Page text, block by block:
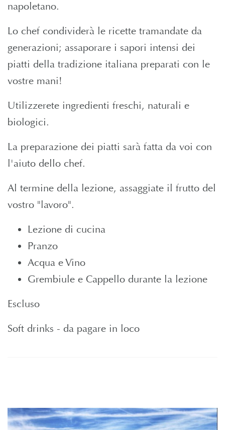
napoletano.
Lo chef condividerà le ricette tramandate da
generazioni; assaporare i sapori intensi dei
piatti della tradizione italiana preparati con le
vostre mani!
Utilizzerete ingredienti freschi, naturali e
biologici.
La preparazione dei piatti sarà fatta da voi con
l'aiuto dello chef.
Al termine della lezione, assaggiate il frutto del
vostro "lavoro".
Lezione di cucina
Pranzo
Acqua e Vino
Grembiule e Cappello durante la lezione
Escluso
Soft drinks - da pagare in loco